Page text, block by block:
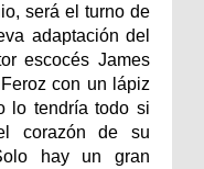
será el turno de
adaptación del
escocés James
con un lápiz
lo tendría todo si
corazón de su
hay un gran